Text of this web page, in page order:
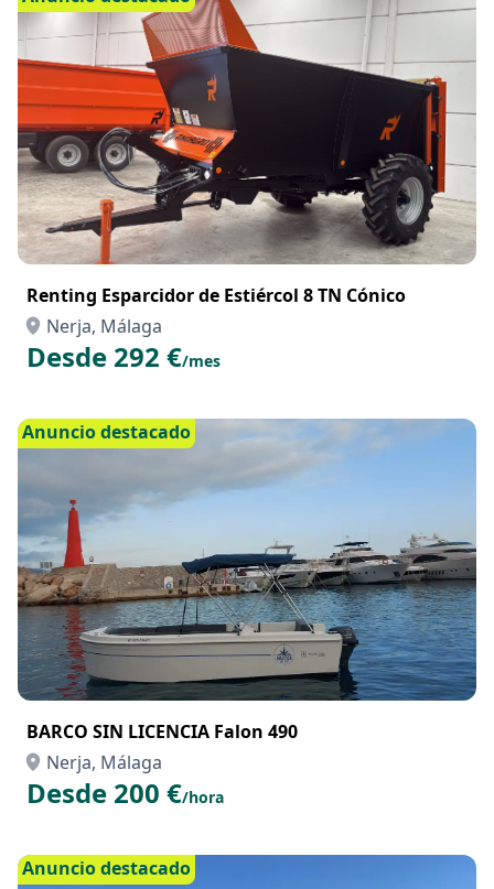
Renting Esparcidor de Estiércol 8 TN Cónico
Nerja, Málaga
Desde 292 €/mes
Anuncio destacado
BARCO SIN LICENCIA Falon 490
Nerja, Málaga
Desde 200 €/hora
Anuncio destacado